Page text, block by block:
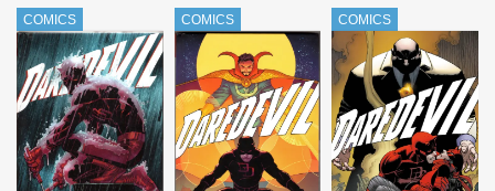
COMICS COMICS COMICS